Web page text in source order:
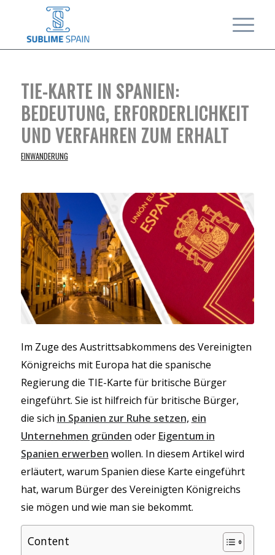
TIE-KARTE IN SPANIEN:
BEDEUTUNG, ERFORDERLICHKEIT
UND VERFAHREN ZUM ERHALT
EINWANDERUNG
Im Zuge des Austrittsabkommens des Vereinigten
Königreichs mit Europa hat die spanische
Regierung die TIE-Karte für britische Bürger
eingeführt. Sie ist hilfreich für britische Bürger,
die sich in Spanien zur Ruhe setzen, ein
Unternehmen gründen oder Eigentum in
Spanien erwerben wollen. In diesem Artikel wird
erläutert, warum Spanien diese Karte eingeführt
hat, warum Bürger des Vereinigten Königreichs
sie mögen und wie man sie bekommt.
Content